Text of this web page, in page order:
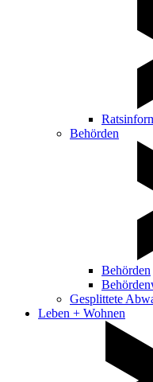
Behörden
Behörden
Gesplittete
Leben + Wohnen